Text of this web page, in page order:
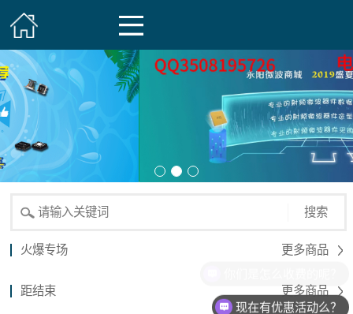
搜索
火爆专场 更多商品
距结束 更多商品
现在有优惠活动么？